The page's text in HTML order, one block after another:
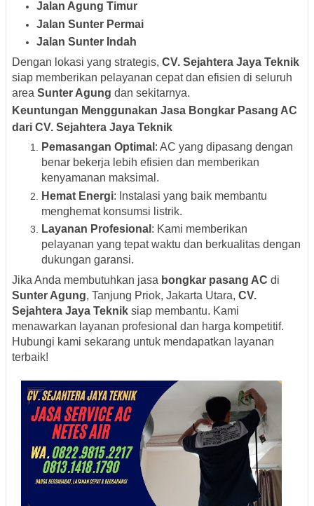
Jalan Agung Timur
Jalan Sunter Permai
Jalan Sunter Indah
Dengan lokasi yang strategis, CV. Sejahtera Jaya Teknik
siap memberikan pelayanan cepat dan efisien di seluruh
area Sunter Agung dan sekitarnya.
Keuntungan Menggunakan Jasa Bongkar Pasang AC
dari CV. Sejahtera Jaya Teknik
Pemasangan Optimal : AC yang dipasang dengan
benar bekerja lebih efisien dan memberikan
kenyamanan maksimal.
Hemat Energi: Instalasi yang baik membantu
menghemat konsumsi listrik.
Layanan Profesional : Kami memberikan
pelayanan yang tepat waktu dan berkualitas dengan
dukungan garansi.
Jika Anda membutuhkan jasa bongkar pasang AC di
Sunter Agung, Tanjung Priok, Jakarta Utara, CV.
Sejahtera Jaya Teknik siap membantu. Kami
menawarkan layanan profesional dan harga kompetitif.
Hubungi kami sekarang untuk mendapatkan layanan
terbaik!